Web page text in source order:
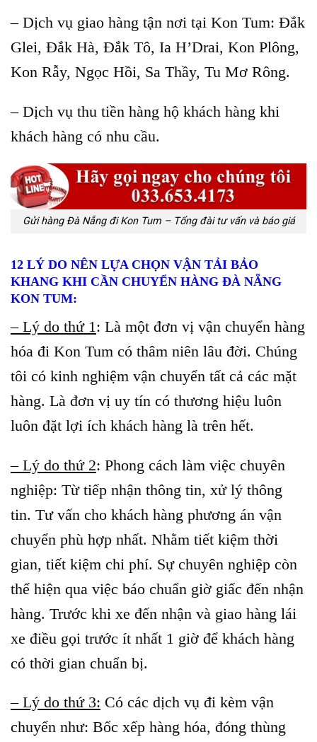
– Dịch vụ giao hàng tận nơi tại Kon Tum: Đắk
Glei, Đắk Hà, Đắk Tô, Ia H’Drai, Kon Plông,
Kon Rẫy, Ngọc Hồi, Sa Thầy, Tu Mơ Rông.
– Dịch vụ thu tiền hàng hộ khách hàng khi
khách hàng có nhu cầu.
Gửi hàng Đà Nẵng đi Kon Tum – Tổng đài tư vấn và báo giá
12 LÝ DO NÊN LỰA CHỌN VẬN TẢI BẢO
KHANG KHI CẦN CHUYỂN HÀNG ĐÀ NẴNG
KON TUM:
– Lý do thứ 1 : Là một đơn vị vận chuyển hàng
hóa đi Kon Tum có thâm niên lâu đời. Chúng
tôi có kinh nghiệm vận chuyển tất cả các mặt
hàng. Là đơn vị uy tín có thương hiệu luôn
luôn đặt lợi ích khách hàng là trên hết.
– Lý do thứ 2: Phong cách làm việc chuyên
nghiệp: Từ tiếp nhận thông tin, xử lý thông
tin. Tư vấn cho khách hàng phương án vận
chuyển phù hợp nhất. Nhằm tiết kiệm thời
gian, tiết kiệm chi phí. Sự chuyên nghiệp còn
thể hiện qua việc báo chuẩn giờ giấc đến nhận
hàng. Trước khi xe đến nhận và giao hàng lái
xe điều gọi trước ít nhất 1 giờ để khách hàng
có thời gian chuẩn bị.
– Lý do thứ 3: Có các dịch vụ đi kèm vận
chuyển như: Bốc xếp hàng hóa, đóng thùng